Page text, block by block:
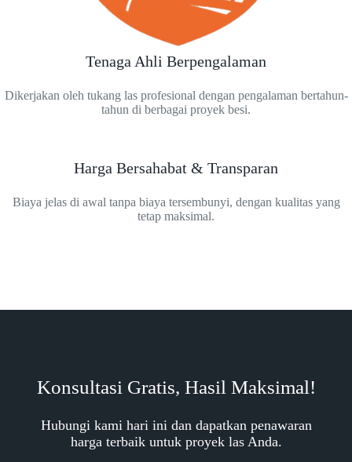
Tenaga Ahli Berpengalaman
Dikerjakan oleh tukang las profesional dengan pengalaman bertahun-
tahun di berbagai proyek besi.
Harga Bersahabat & Transparan
Biaya jelas di awal tanpa biaya tersembunyi, dengan kualitas yang
tetap maksimal.
Konsultasi Gratis, Hasil Maksimal!
Hubungi kami hari ini dan dapatkan penawaran
harga terbaik untuk proyek las Anda.